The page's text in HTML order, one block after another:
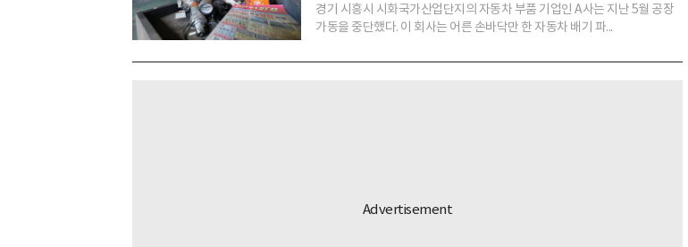
경기 시흥시 시화국가산업단지의 자동차 부품 기업인 A사는 지난 5월 공장
가동을 중단했다. 이 회사는 어른 손바닥만 한 자동차 배기 파...